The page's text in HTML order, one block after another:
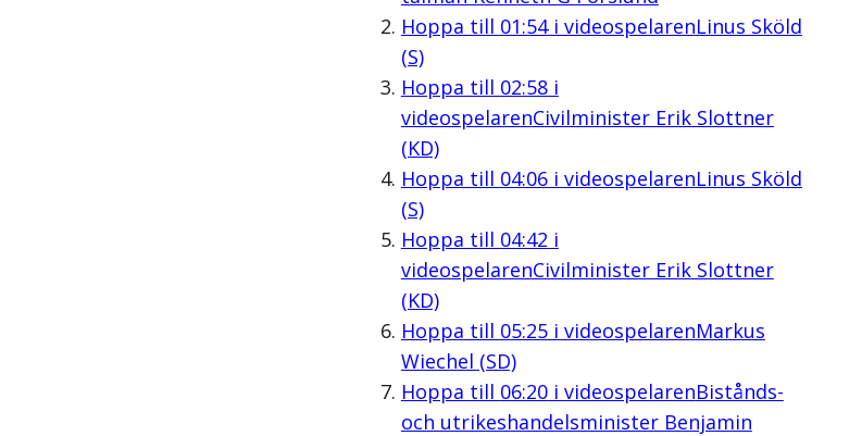
Hoppa till 01:54i videospelarenLinus Sköld
(S)
Hoppa till 02:58i
videospelarenCivilminister Erik Slottner
(KD)
Hoppa till 04:06i videospelarenLinus Sköld
(S)
Hoppa till 04:42 i
videospelarenCivilminister Erik Slottner
(KD)
Hoppa till 05:25i videospelarenMarkus
Wiechel (SD)
Hoppa till 06:20i videospelarenBistånds-
och utrikeshandelsminister Benjamin